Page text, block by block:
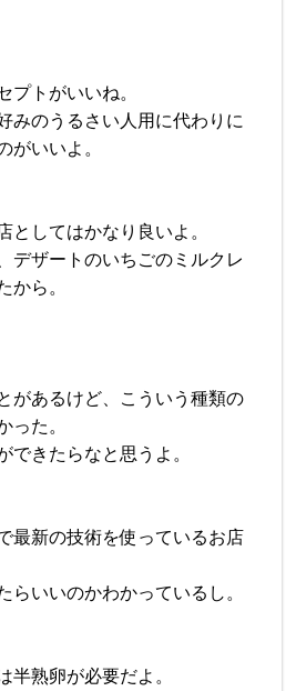
プトがいいね。
みのうるさい人用に代わりに
がいいよ。
としてはかなり良いよ。
デザートのいちごのミルクレ
から。
があるけど、こういう種類の
った。
できたらなと思うよ。
最新の技術を使っているお店
らいいのかわかっているし。
半熟卵が必要だよ。